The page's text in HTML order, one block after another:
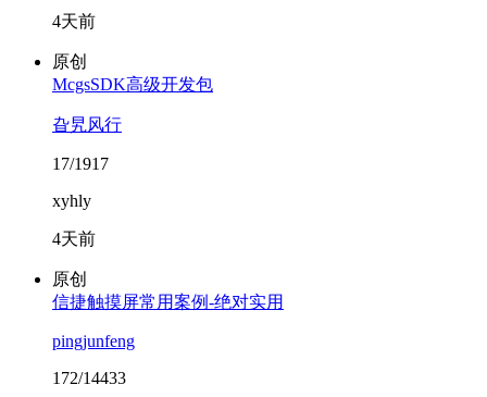
4天前
原创
McgsSDK高级开发包
旮旯风行
17/1917
xyhly
4天前
原创
信捷触摸屏常用案例-绝对实用
pingjunfeng
172/14433